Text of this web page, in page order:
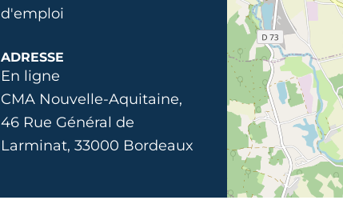
d'emploi
ADRESSE
En ligne
CMA Nouvelle-Aquitaine,
46 Rue Général de
Larminat, 33000 Bordeaux